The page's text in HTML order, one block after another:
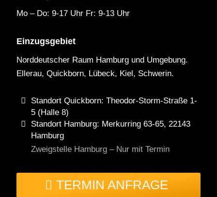
Mo – Do: 9-17 Uhr Fr: 9-13 Uhr
Einzugsgebiet
Norddeutscher Raum Hamburg und Umgebung.
Ellerau, Quickborn, Lübeck, Kiel, Schwerin.
Standort Quickborn: Theodor-Storm-Straße 1-
5 (Halle 8)
Standort Hamburg: Merkurring 63-65, 22143
Hamburg
Zweigstelle Hamburg – Nur mit Termin
TERMIN ANFRAGE